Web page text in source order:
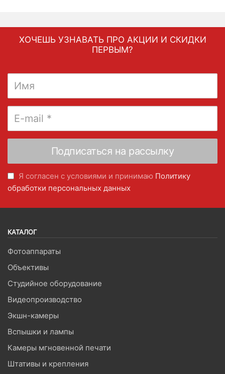
ХОЧЕШЬ УЗНАВАТЬ ПРО АКЦИИ И СКИДКИ
ПЕРВЫМ?
Я согласен с условиями и принимаю Политику
обработки персональных данных
КАТАЛОГ
Фотоаппараты
Объективы
Студийное оборудование
Видеопроизводство
Экшн-камеры
Вспышки и лампы
Камеры мгновенной печати
Штативы и крепления